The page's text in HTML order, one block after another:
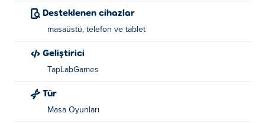
Yapboz parçalarını sürüklemek için parmağınızı veya
imlecinizi kullanın.
Yaratıcı hakkında:
Diğer bağımlılık yapan oyunlarını Poki üzerinde oynayın:
Mahjong Sweet Connection
Desteklenen cihazlar
masaüstü, telefon ve tablet
Geliştirici
TapLabGames
Tür
Masa Oyunları